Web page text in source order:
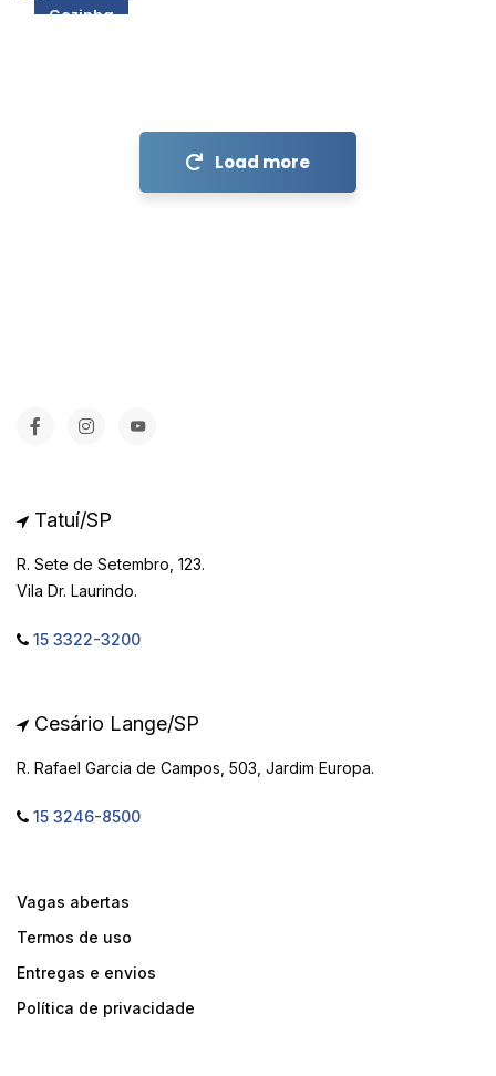
Cozinha
Load more
Tatuí/SP
R. Sete de Setembro, 123.
Vila Dr. Laurindo.
15 3322-3200
Cesário Lange/SP
R. Rafael Garcia de Campos, 503, Jardim Europa.
15 3246-8500
Vagas abertas
Termos de uso
Entregas e envios
Política de privacidade